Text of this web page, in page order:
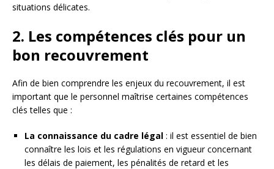
situations délicates.
2. Les compétences clés pour un
bon recouvrement
Afin de bien comprendre les enjeux du recouvrement, il est
important que le personnel maîtrise certaines compétences
clés telles que :
La connaissance du cadre légal : il est essentiel de bien
connaître les lois et les régulations en vigueur concernant
les délais de paiement, les pénalités de retard et les